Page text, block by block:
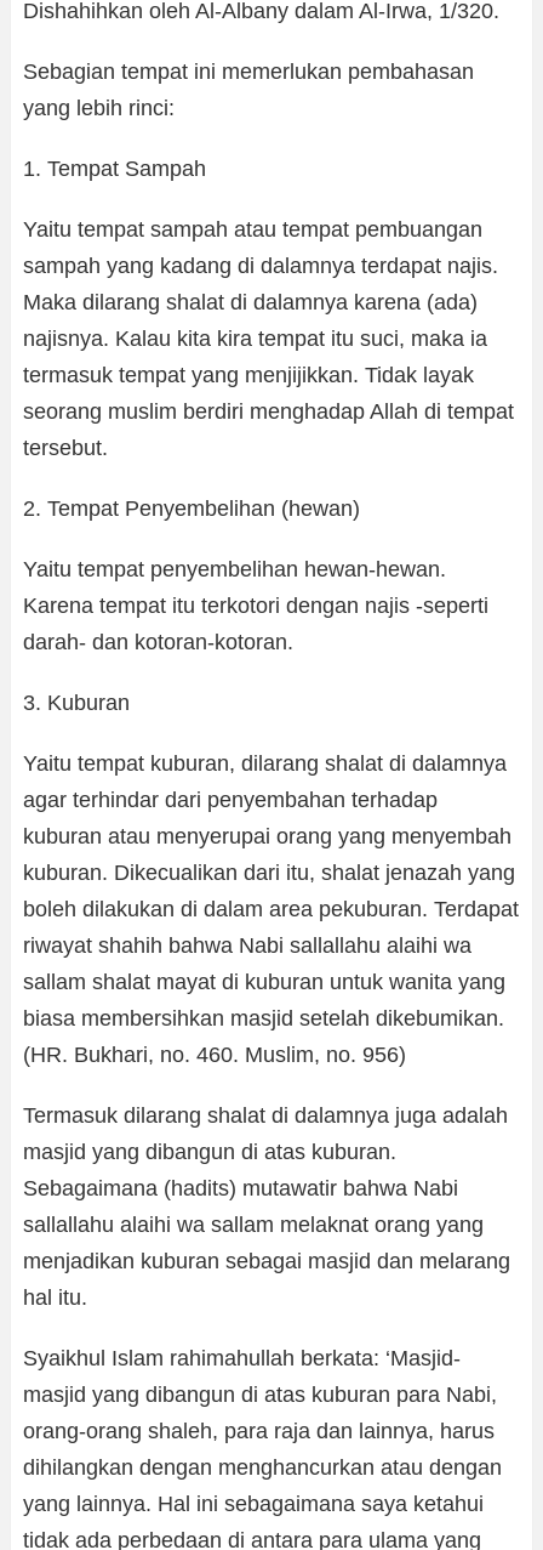
Dishahihkan oleh Al-Albany dalam Al-Irwa, 1/320.
Sebagian tempat ini memerlukan pembahasan
yang lebih rinci:
1. Tempat Sampah
Yaitu tempat sampah atau tempat pembuangan
sampah yang kadang di dalamnya terdapat najis.
Maka dilarang shalat di dalamnya karena (ada)
najisnya. Kalau kita kira tempat itu suci, maka ia
termasuk tempat yang menjijikkan. Tidak layak
seorang muslim berdiri menghadap Allah di tempat
tersebut.
2. Tempat Penyembelihan (hewan)
Yaitu tempat penyembelihan hewan-hewan.
Karena tempat itu terkotori dengan najis -seperti
darah- dan kotoran-kotoran.
3. Kuburan
Yaitu tempat kuburan, dilarang shalat di dalamnya
agar terhindar dari penyembahan terhadap
kuburan atau menyerupai orang yang menyembah
kuburan. Dikecualikan dari itu, shalat jenazah yang
boleh dilakukan di dalam area pekuburan. Terdapat
riwayat shahih bahwa Nabi sallallahu alaihi wa
sallam shalat mayat di kuburan untuk wanita yang
biasa membersihkan masjid setelah dikebumikan.
(HR. Bukhari, no. 460. Muslim, no. 956)
Termasuk dilarang shalat di dalamnya juga adalah
masjid yang dibangun di atas kuburan.
Sebagaimana (hadits) mutawatir bahwa Nabi
sallallahu alaihi wa sallam melaknat orang yang
menjadikan kuburan sebagai masjid dan melarang
hal itu.
Syaikhul Islam rahimahullah berkata: ‘Masjid-
masjid yang dibangun di atas kuburan para Nabi,
orang-orang shaleh, para raja dan lainnya, harus
dihilangkan dengan menghancurkan atau dengan
yang lainnya. Hal ini sebagaimana saya ketahui
tidak ada perbedaan di antara para ulama yang